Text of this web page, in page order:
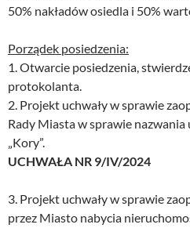
50% nakładów osiedla i 50%
Porządek posiedzenia:
1. Otwarcie posiedzenia,
protokolanta.
2. Projekt uchwały w sprawie
Rady Miasta w sprawie
„Kory”.
UCHWAŁA NR 9/IV/2024
3. Projekt uchwały w sprawie
przez Miasto nabycia